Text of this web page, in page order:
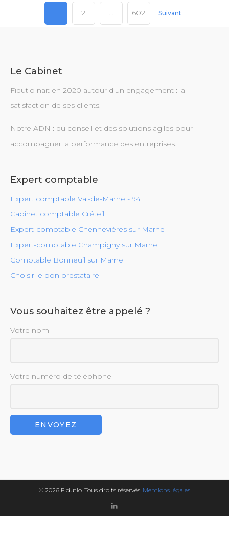
Pagination
1 2 602 Suivant
Le Cabinet
Fidutio nait en 2020 autour d’un engagement : la
satisfaction de ses clients.
Notre ADN : du conseil et des solutions agiles pour
accompagner la performance des entreprises.
Expert comptable
Expert comptable Val-de-Marne - 94
Cabinet comptable Créteil
Expert-comptable Chennevières sur Marne
Expert-comptable Champigny sur Marne
Comptable Bonneuil sur Marne
Choisir le bon prestataire
Vous souhaitez être appelé ?
Votre nom
Votre numéro de téléphone
© 2026 Fidutio. Tous droits réservés. Mentions légales
Linkedin